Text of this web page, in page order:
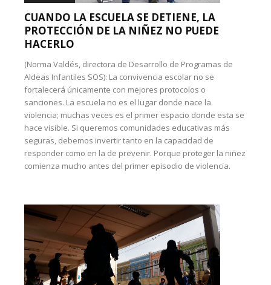
CUANDO LA ESCUELA SE DETIENE, LA
PROTECCIÓN DE LA NIÑEZ NO PUEDE
HACERLO
(Norma Valdés, directora de Desarrollo de Programas de
Aldeas Infantiles SOS): La convivencia escolar no se
fortalecerá únicamente con mejores protocolos o
sanciones. La escuela no es el lugar donde nace la
violencia; muchas veces es el primer espacio donde esta se
hace visible. Si queremos comunidades educativas más
seguras, debemos invertir tanto en la capacidad de
responder como en la de prevenir. Porque proteger la niñez
comienza mucho antes del primer episodio de violencia.